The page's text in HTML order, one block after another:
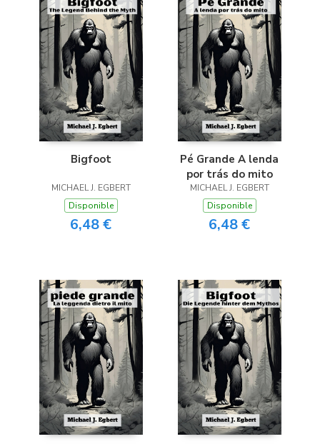
Bigfoot
MICHAEL J. EGBERT
Disponible
6,48 €
Pé Grande A lenda
por trás do mito
MICHAEL J. EGBERT
Disponible
6,48 €